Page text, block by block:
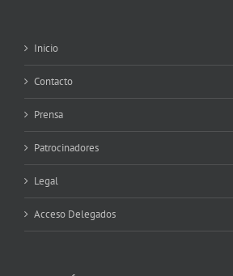
Inicio
Contacto
Prensa
Patrocinadores
Legal
Acceso Delegados